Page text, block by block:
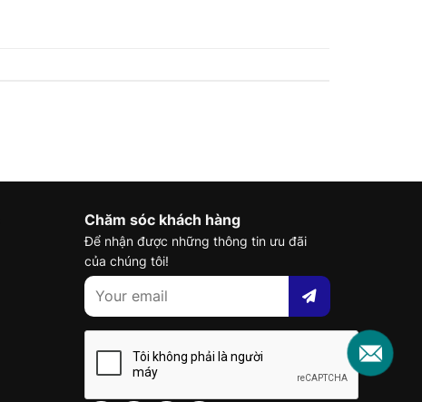
Chăm sóc khách hàng
Để nhận được những thông tin ưu đãi
của chúng tôi!